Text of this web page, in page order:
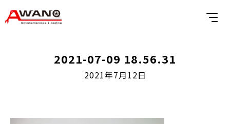
2021-07-09 18.56.31
2021年7月12日